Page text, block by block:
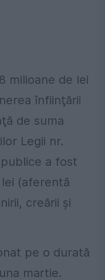
milioane de lei
înfiinţării
de suma
Legii nr.
a fost
(aferentă
creării şi
pe o durată
martie.